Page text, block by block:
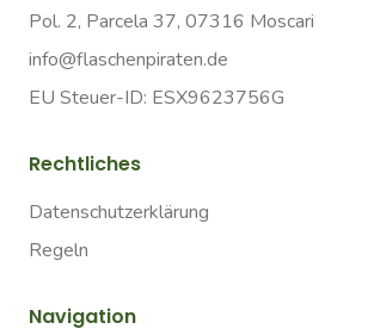
Pol. 2, Parcela 37, 07316 Moscari
info@flaschenpiraten.de
EU Steuer-ID: ESX9623756G
Rechtliches
Datenschutzerklärung
Regeln
Navigation